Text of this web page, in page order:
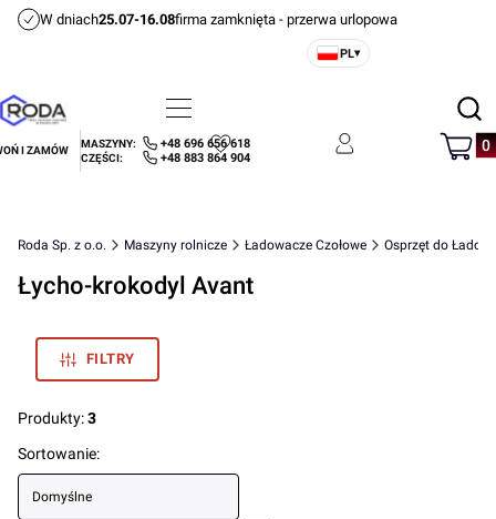
W dniach25.07-16.08firma zamknięta - przerwa urlopowa
PL▾
Menu Szukaj
I ZAMÓW
MASZYNY: +48 696 656 618
CZĘŚCI: +48 883 864 904
Ulubione Zaloguj się Koszyk
Roda Sp. z o.o. Maszyny rolnicze Ładowacze Czołowe Osprzęt do
Łycho-krokodyl Avant
FILTRY
Produkty:3
Lista produktów
Sortowanie:
Domyślne